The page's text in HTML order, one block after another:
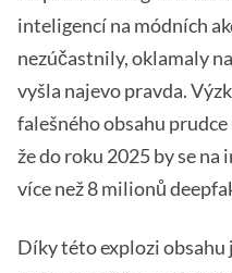
inteligencí na módních
nezúčastnily, oklamaly
vyšla najevo pravda.
falešného obsahu
že do roku 2025 by se
více než 8 milionů
Díky této explozi obsahu